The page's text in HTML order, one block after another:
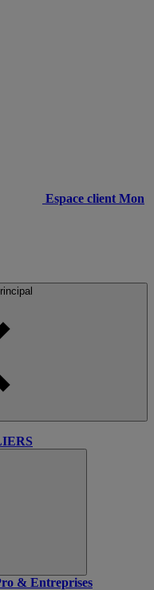
Espace client Mon
& Entreprises